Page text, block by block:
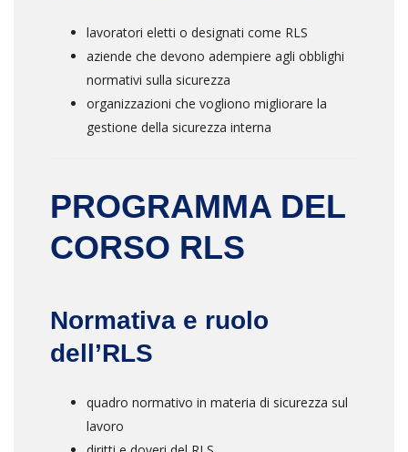
lavoratori eletti o designati come RLS
aziende che devono adempiere agli obblighi
normativi sulla sicurezza
organizzazioni che vogliono migliorare la
gestione della sicurezza interna
PROGRAMMA DEL
CORSO RLS
Normativa e ruolo
dell’RLS
quadro normativo in materia di sicurezza sul
lavoro